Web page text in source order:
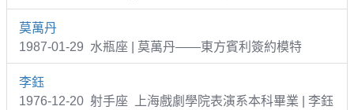
莫萬丹
1987-01-29 水瓶座 | 莫萬丹——東方賓利簽約模特
李鈺
1976-12-20 射手座 上海戲劇學院表演系本科畢業 | 李鈺